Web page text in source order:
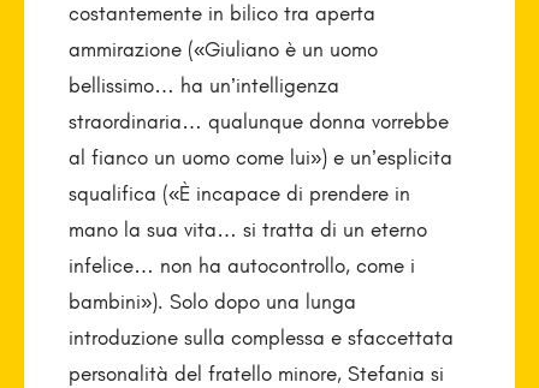
costantemente in bilico tra aperta
ammirazione («Giuliano è un uomo
bellissimo… ha un’intelligenza
straordinaria… qualunque donna vorrebbe
al fianco un uomo come lui») e un’esplicita
squalifica («È incapace di prendere in
mano la sua vita… si tratta di un eterno
infelice… non ha autocontrollo, come i
bambini»). Solo dopo una lunga
introduzione sulla complessa e sfaccettata
personalità del fratello minore, Stefania si